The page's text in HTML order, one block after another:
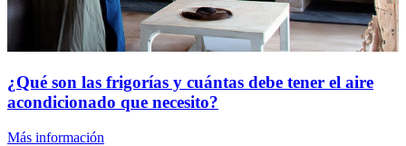
¿Qué son las frigorías y cuántas debe tener el aire
acondicionado que necesito?
Más información